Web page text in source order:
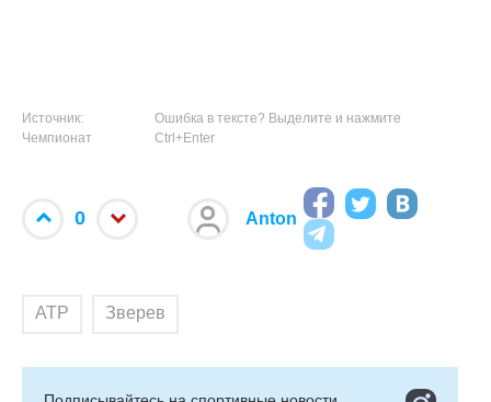
Источник:
Чемпионат
Ошибка в тексте? Выделите и нажмите
Ctrl+Enter
0 Anton
ATP Зверев